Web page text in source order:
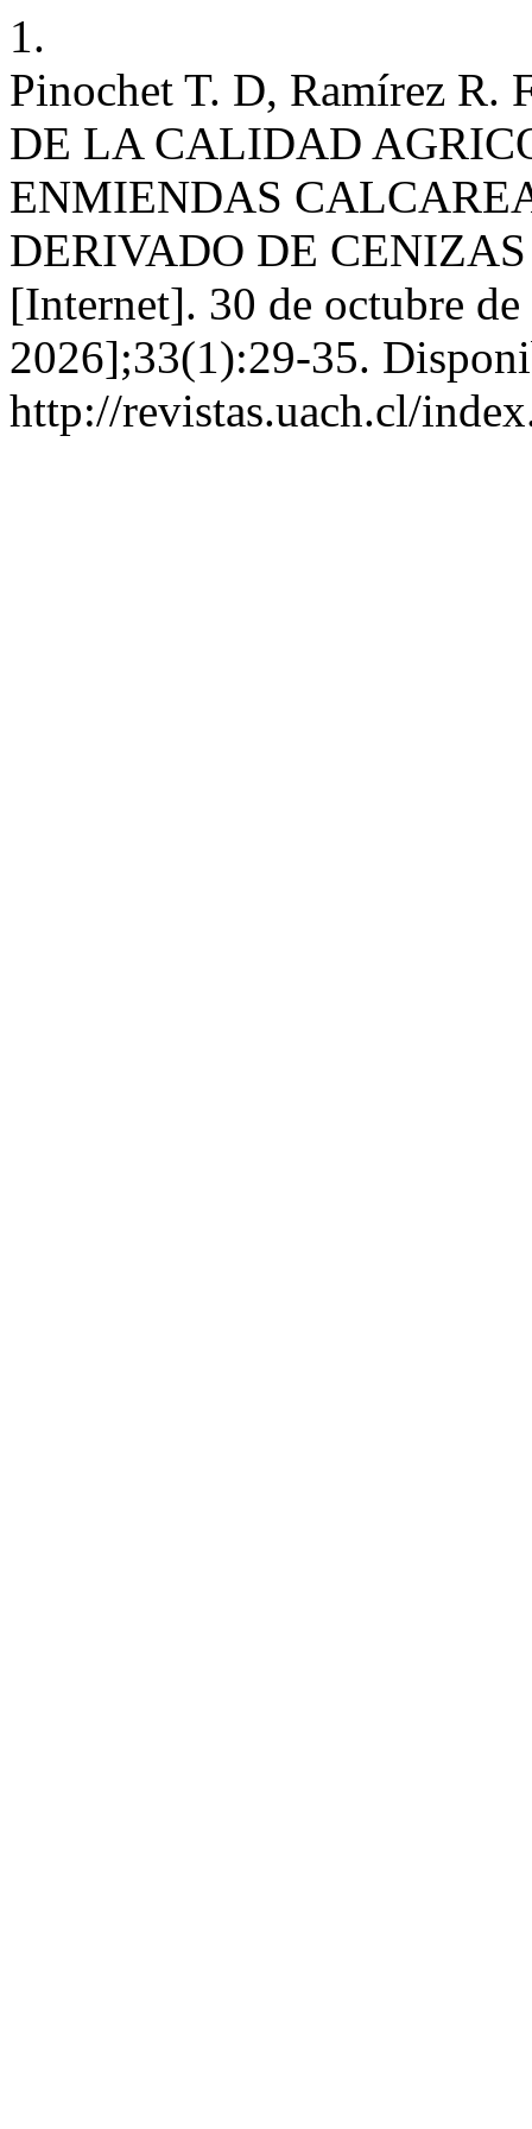
1.
Pinochet T. D, Ramírez R.
DE LA CALIDAD
ENMIENDAS
DERIVADO DE
[Internet]. 30 de octubre
2026];33(1):29-35.
http://revistas.uach.cl/